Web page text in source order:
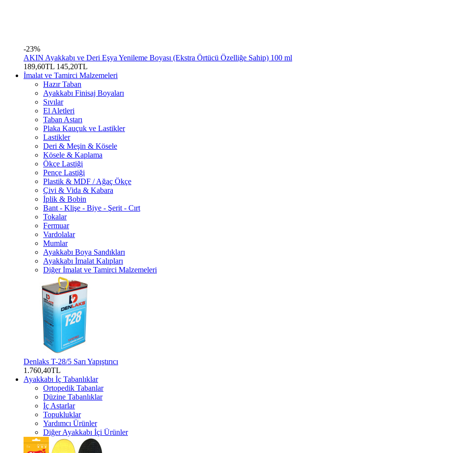
-23%
AKIN Ayakkabı ve Deri Eşya Yenileme Boyası (Ekstra Örtücü Özelliğe Sahip) 100 ml
189,60TL 145,20TL
İmalat ve Tamirci Malzemeleri
Hazır Taban
Ayakkabı Finisaj Boyaları
Sıvılar
El Aletleri
Taban Astarı
Plaka Kauçuk ve Lastikler
Lastikler
Deri & Meşin & Kösele
Kösele & Kaplama
Ökçe Lastiği
Pençe Lastiği
Plastik & MDF / Ağaç Ökçe
Çivi & Vida & Kabara
İplik & Bobin
Bant - Klişe - Biye - Şerit - Cırt
Tokalar
Fermuar
Vardolalar
Mumlar
Ayakkabı Boya Sandıkları
Ayakkabı İmalat Kalıpları
Diğer İmalat ve Tamirci Malzemeleri
Denlaks T-28/5 Sarı Yapıştırıcı
1.760,40TL
Ayakkabı İç Tabanlıklar
Ortopedik Tabanlar
Düzine Tabanlıklar
İç Astarlar
Topukluklar
Yardımcı Ürünler
Diğer Ayakkabı İçi Ürünler